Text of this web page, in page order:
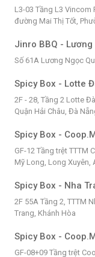
L3-03 Tầng L3 Vincom
đường Mai Thị Tốt,
Jinro BBQ - Lương
Số 61A Lương Ngọc
Spicy Box - Lotte
2F - 28, Tầng 2 Lotte
Quận Hải Châu, Đà
Spicy Box -
GF-12 Tầng trệt TTTM
Mỹ Long, Long Xuyên,
Spicy Box - Nha
2F 55A Tầng 2, TTTM
Trang, Khánh Hòa
Spicy Box -
GF-08+09 Tầng trệt